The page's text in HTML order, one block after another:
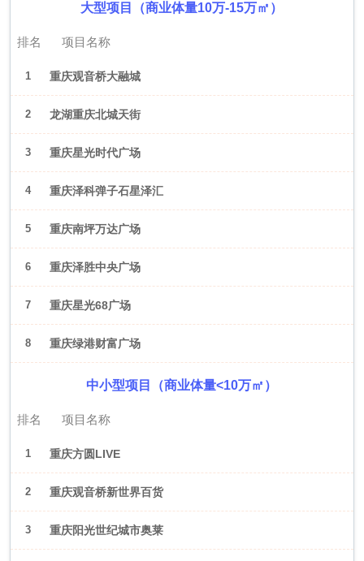
大型项目（商业体量10万-15万㎡）
排名 项目名称
1 重庆观音桥大融城
2 龙湖重庆北城天街
3 重庆星光时代广场
4 重庆泽科弹子石星泽汇
5 重庆南坪万达广场
6 重庆泽胜中央广场
7 重庆星光68广场
8 重庆绿港财富广场
中小型项目（商业体量<10万㎡）
排名 项目名称
1 重庆方圆LIVE
2 重庆观音桥新世界百货
3 重庆阳光世纪城市奥莱